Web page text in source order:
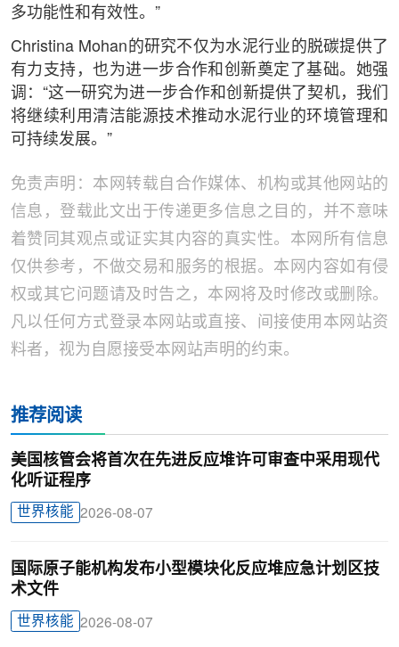
多功能性和有效性。”
Christina Mohan的研究不仅为水泥行业的脱碳提供了
有力支持，也为进一步合作和创新奠定了基础。她强
调：“这一研究为进一步合作和创新提供了契机，我们
将继续利用清洁能源技术推动水泥行业的环境管理和
可持续发展。”
免责声明：本网转载自合作媒体、机构或其他网站的
信息，登载此文出于传递更多信息之目的，并不意味
着赞同其观点或证实其内容的真实性。本网所有信息
仅供参考，不做交易和服务的根据。本网内容如有侵
权或其它问题请及时告之，本网将及时修改或删除。
凡以任何方式登录本网站或直接、间接使用本网站资
料者，视为自愿接受本网站声明的约束。
推荐阅读
美国核管会将首次在先进反应堆许可审查中采用现代
化听证程序
世界核能 2026-08-07
国际原子能机构发布小型模块化反应堆应急计划区技
术文件
世界核能 2026-08-07